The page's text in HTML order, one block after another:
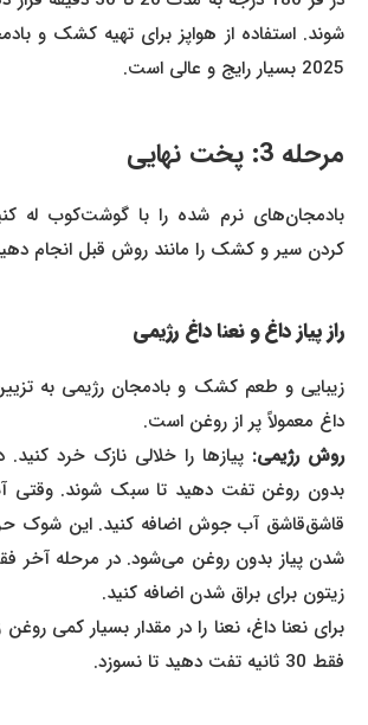
شوند. استفاده از هواپز برای تهیه کشک و
2025 بسیار رایج و عالی است.
مرحله 3: پخت نهایی
بادمجان‌های نرم شده را با گوشت‌کوب له
کردن سیر و کشک را مانند روش قبل انجام دهید.
راز پیاز داغ و نعنا داغ رژیمی
زیبایی و طعم کشک و بادمجان رژیمی به تزیین
داغ معمولاً پر از روغن است.
روش رژیمی:پیازها را خلالی نازک خرد کنید.
بدون روغن تفت دهید تا سبک شوند. وقتی آب
قاشق‌قاشق آب جوش اضافه کنید. این شوک
شدن پیاز بدون روغن می‌شود. در مرحله آخر
زیتون برای براق شدن اضافه کنید.
برای نعنا داغ، نعنا را در مقدار بسیار کمی روغن
فقط 30 ثانیه تفت دهید تا نسوزد.